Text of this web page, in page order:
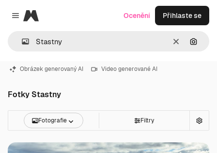
Close menu
Magnific
ZrušitHledat
Ocenění Přihlaste se
Obrázek generovaný AI Video generované AI
Fotky Stastny
Fotografie Filtry